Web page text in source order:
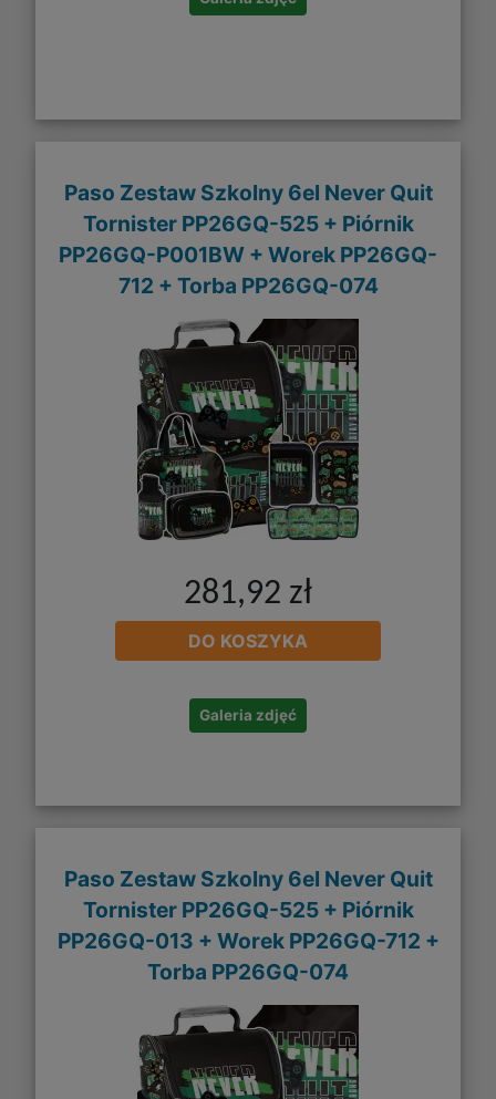
Paso Zestaw Szkolny 6el Never Quit
Tornister PP26GQ-525 + Piórnik
PP26GQ-P001BW + Worek PP26GQ-
712 + Torba PP26GQ-074
281,92 zł
DO KOSZYKA
Galeria zdjęć
Paso Zestaw Szkolny 6el Never Quit
Tornister PP26GQ-525 + Piórnik
PP26GQ-013 + Worek PP26GQ-712 +
Torba PP26GQ-074